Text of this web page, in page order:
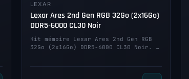
LEXAR
Lexar Ares 2nd Gen RGB 32Go (2x16Go)
DDR5-6000 CL30 Noir
Kit mémoire Lexar Ares 2nd Gen RGB
32Go (2x16Go) DDR5-6000 CL30 Noir. …